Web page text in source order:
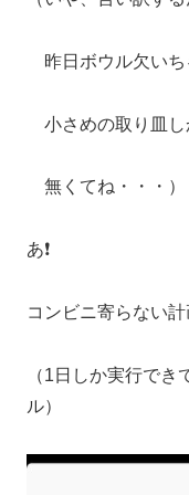
昨日ボウル欠いち
小さめの取り皿し
無くてね・・・）
あ❗️
コンビニ寄らない
（1日しか実行でき
ル）